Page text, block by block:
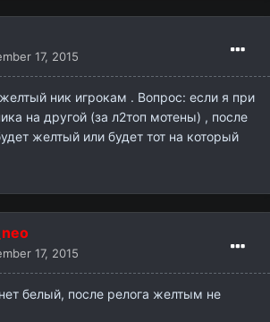
17, 2015
ник игрокам . Вопрос: если я при
на другой (за л2топ мотены) , после
желтый или будет тот на который
17, 2015
белый, после релога желтым не